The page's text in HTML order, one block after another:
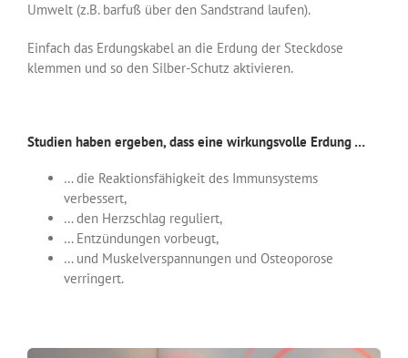
Umwelt (z.B. barfuß über den Sandstrand laufen).
Einfach das Erdungskabel an die Erdung der Steckdose
klemmen und so den Silber-Schutz aktivieren.
Studien haben ergeben, dass eine wirkungsvolle Erdung …
… die Reaktionsfähigkeit des Immunsystems
verbessert,
… den Herzschlag reguliert,
… Entzündungen vorbeugt,
… und Muskelverspannungen und Osteoporose
verringert.